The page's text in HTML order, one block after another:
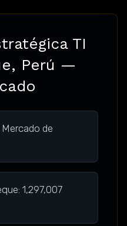
TI
Perú —
de
1,297,007